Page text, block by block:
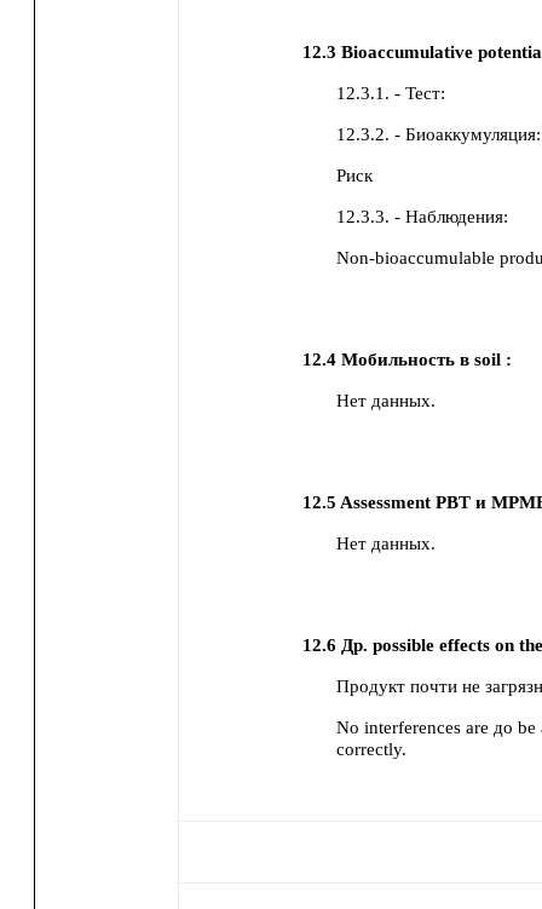
12.3Bioaccumulative
12.3.1. - Тест:
12.3.2. - Биоаккумуляция:
Риск
12.3.3. - Наблюдения:
Non-bioaccumulable
12.4Мобильность в soil :
Нет данных.
12.5 Assessment PBT и
Нет данных.
12.6 Др. possible effects on
Продукт почти не
No interferences are до
correctly.